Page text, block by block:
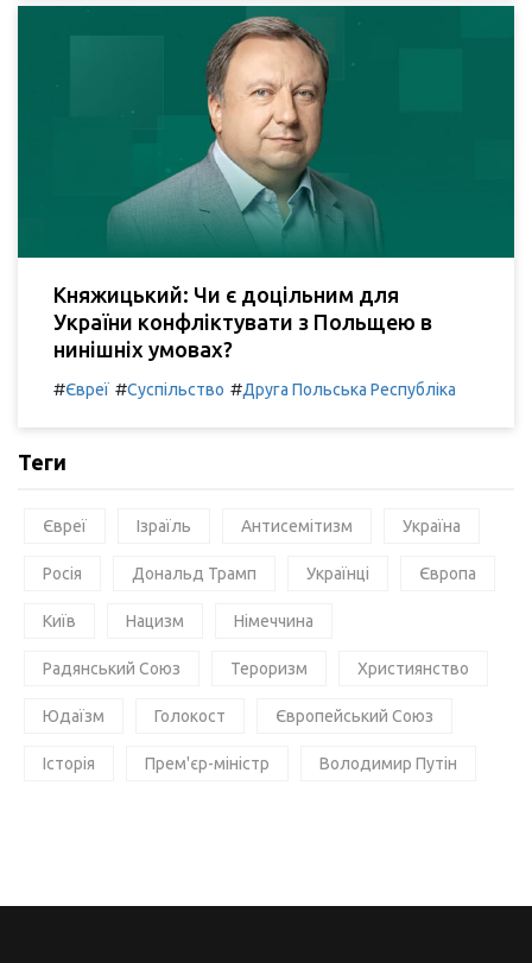
Княжицький: Чи є доцільним для
України конфліктувати з Польщею в
нинішніх умовах?
#Євреї #Суспільство #Друга Польська Республіка
Теги
Євреї Ізраїль Антисемітизм Україна
Росія Дональд Трамп Українці Європа
Київ Нацизм Німеччина
Радянський Союз Тероризм Християнство
Юдаїзм Голокост Європейський Союз
Історія Прем'єр-міністр Володимир Путін